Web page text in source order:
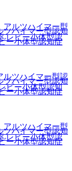
アルツハイマー型
レビー小体型認
ルツハイマー型認
ビー小体型認知
アルツハイマー型
レビー小体型認
ツハイマー型認知
ー小体型認知症
ツハイマー型認知
ー小体型認知症
ツハイマー型認知
ー小体型認知症